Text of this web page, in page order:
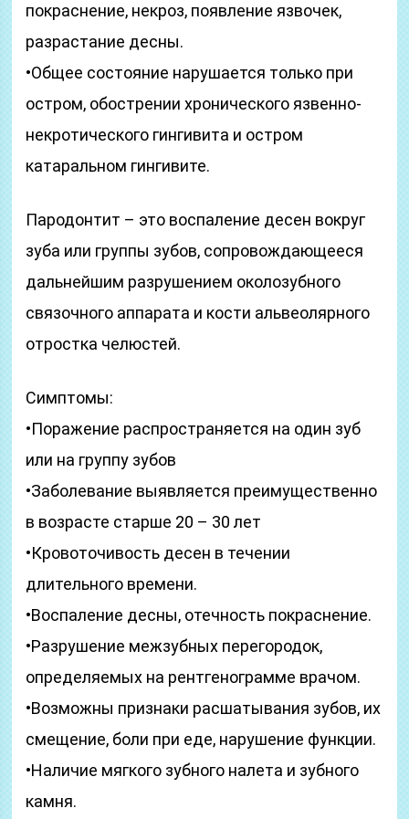
покраснение, некроз, появление язвочек,
разрастание десны.
•Общее состояние нарушается только при
остром, обострении хронического язвенно-
некротического гингивита и остром
катаральном гингивите.
Пародонтит – это воспаление десен вокруг
зуба или группы зубов, сопровождающееся
дальнейшим разрушением околозубного
связочного аппарата и кости альвеолярного
отростка челюстей.
Симптомы:
•Поражение распространяется на один зуб
или на группу зубов
•Заболевание выявляется преимущественно
в возрасте старше 20 – 30 лет
•Кровоточивость десен в течении
длительного времени.
•Воспаление десны, отечность покраснение.
•Разрушение межзубных перегородок,
определяемых на рентгенограмме врачом.
•Возможны признаки расшатывания зубов, их
смещение, боли при еде, нарушение функции.
•Наличие мягкого зубного налета и зубного
камня.